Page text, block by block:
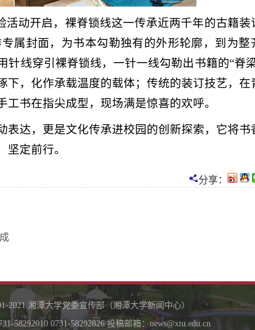
活动开启，裸脊锁线这一传承近两千年的古籍装
属封面，为书本勾勒独有的外形轮廓，到为整
线穿引裸脊锁线，一针一线勾勒出书籍的“脊梁
，化作承载温度的载体；传统的装订技艺，在
书在指尖成型，现场满是惊喜的欢呼。
表达，更是文化传承进校园的创新探索，它将书
定前行。
分享：
2021 湘潭大学党委宣传部（湘潭大学新闻中心）
58292010 0731-58292826 投稿邮箱：news@xtu.edu.cn